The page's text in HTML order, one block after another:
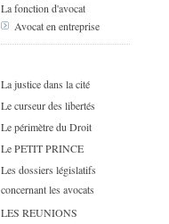
La fonction d'avocat
Avocat en entreprise
La justice dans la cité
Le curseur des libertés
Le périmètre du Droit
Le PETIT PRINCE
Les dossiers législatifs
concernant les avocats
LES REUNIONS